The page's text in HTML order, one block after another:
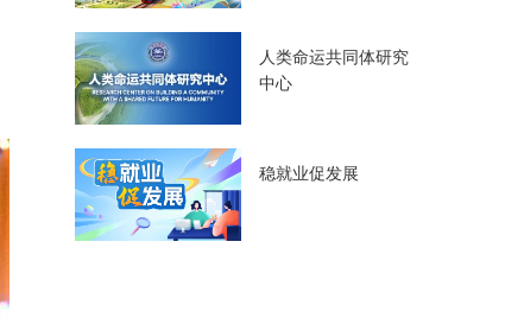
人类命运共同体研究
中心
稳就业促发展